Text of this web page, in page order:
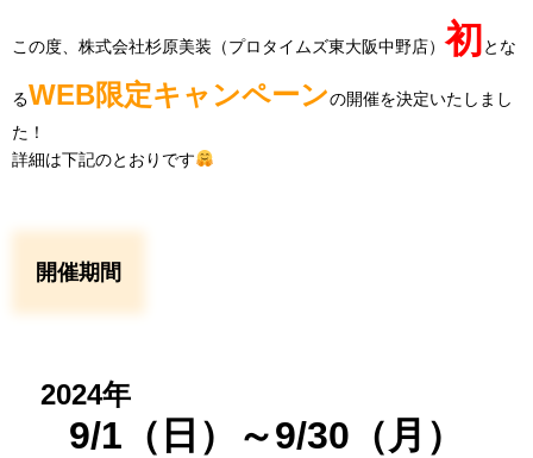
この度、株式会社杉原美装（プロタイムズ東大阪中野店）初 とな
るWEB限定キャンペーンの開催を決定いたしまし
た！
詳細は下記のとおりです
開催期間
2024年
9/1（日）～9/30（月）